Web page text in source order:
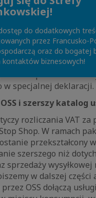
o wartości poniżej
trzeciego nie został
obowiązek rozliczenia
pocztowym. Oznacza
podatku od
w specjalnej deklaracji.
i szerszy katalog
rozliczania VAT za
Shop. W ramach
przekształcony
szerszego niż
sprzedaży wysyłkowej
w dalszej części
OSS dołączą
do dodatkowych
przez Francusko-
oraz do bogatej
kontaktów biznesowych!